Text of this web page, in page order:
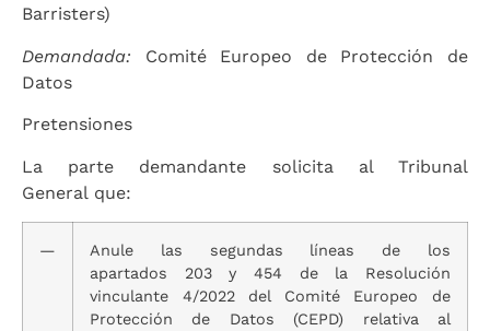
Barristers)
Demandada: Comité Europeo de Protección de
Datos
Pretensiones
La parte demandante solicita al Tribunal
General que:
—
Anule las segundas líneas de los
apartados 203 y 454 de la Resolución
vinculante 4/2022 del Comité Europeo de
Protección de Datos (CEPD) relativa al